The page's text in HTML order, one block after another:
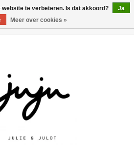
te verbeteren. Is dat akkoord?
Ja
Meer over cookies »